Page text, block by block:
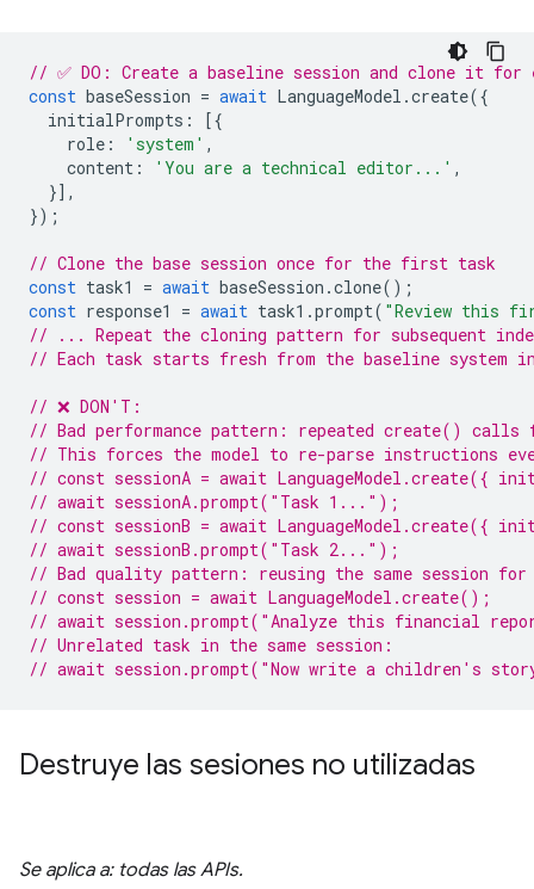
// ✅ DO: Create a baseline session and clone it for
const baseSession = await LanguageModel .create({
initialPrompts :
[{
role : 'system' ,
content : 'You are a technical editor...' ,
}],
});
// Clone the base session once for the first task
const task1 = await baseSession .clone();
const response1 = await task1 .prompt( "Review this
// ... Repeat the cloning pattern for subsequent
// Each task starts fresh from the baseline system
// ❌ DON'T:
// Bad performance pattern: repeated create()
// This forces the model to re-parse instructions
// const sessionA = await
// await sessionA.prompt("Task 1...");
// const sessionB = await
// await sessionB.prompt("Task 2...");
// Bad quality pattern: reusing the same session
// const session = await LanguageModel.create();
// await session.prompt("Analyze this financial
// Unrelated task in the same session:
// await session.prompt("Now write a children's
Destruye las sesiones no utilizadas
Se aplica a: todas las APIs.